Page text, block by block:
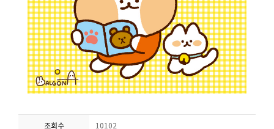
조회수 10102